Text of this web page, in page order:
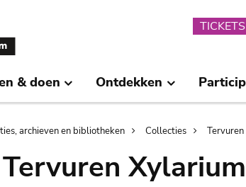
TICKETS
& doen Ontdekken
archieven en bibliotheken Collecties
Tervuren